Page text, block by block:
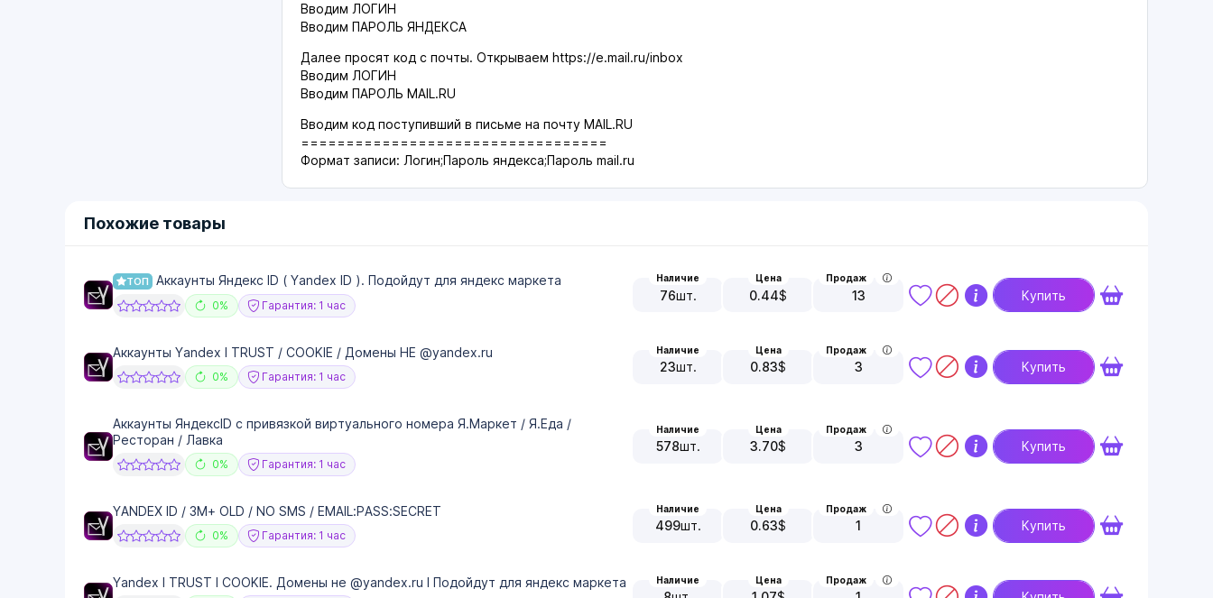
Вводим ЛОГИН
Вводим ПАРОЛЬ ЯНДЕКСА
Далее просят код с почты. Открываем https://e.mail.ru/inbox
Вводим ЛОГИН
Вводим ПАРОЛЬ MAIL.RU
Вводим код поступивший в письме на почту MAIL.RU
==================================
Формат записи: Логин;Пароль яндекса;Пароль mail.ru
Похожие товары
ТОП Аккаунты Яндекс ID ( Yandex ID ). Подойдут для яндекс маркета
0% Гарантия: 1 час
Наличие
76шт.
Цена
0.44$
Продаж
13 Купить
Аккаунты Yandex I TRUST / COOKIE / Домены НЕ @yandex.ru
0% Гарантия: 1 час
Наличие
23шт.
Цена
0.83$
Продаж
3 Купить
Аккаунты ЯндексID с привязкой виртуального номера Я.Маркет / Я.Еда /
Ресторан / Лавка
0% Гарантия: 1 час
Наличие
578шт.
Цена
3.70$
Продаж
3 Купить
YANDEX ID / 3M+ OLD / NO SMS / EMAIL:PASS:SECRET
0% Гарантия: 1 час
Наличие
499шт.
Цена
0.63$
Продаж
1 Купить
Yandex I TRUST I COOKIE. Домены не @yandex.ru I Подойдут для яндекс маркета Наличие Цена Продаж